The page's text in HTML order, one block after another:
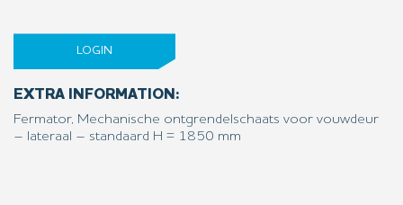
LOGIN
EXTRA INFORMATION:
Fermator, Mechanische ontgrendelschaats voor vouwdeur
– lateraal – standaard H = 1850 mm